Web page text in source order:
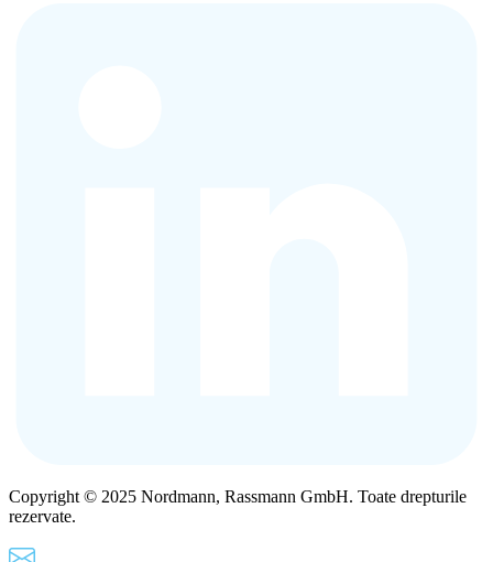
Copyright © 2025 Nordmann, Rassmann GmbH. Toate drepturile
rezervate.